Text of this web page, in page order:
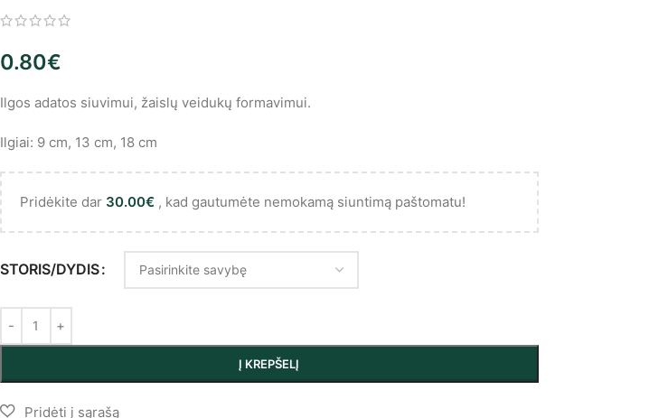
0.80€
Ilgos adatos siuvimui, žaislų veidukų formavimui.
Ilgiai: 9 cm, 13 cm, 18 cm
Pridėkite dar 30.00€, kad gautumėte nemokamą siuntimą paštomatu!
STORIS/DYDIS
Į KREPŠELĮ